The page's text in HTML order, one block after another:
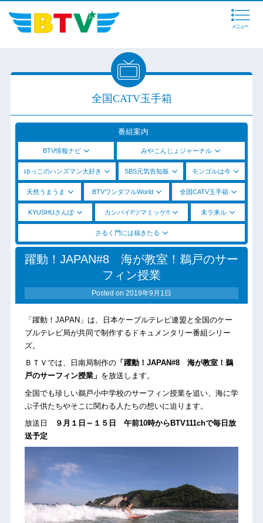
メニュー
全国CATV玉手箱
番組案内
BTV情報ナビ みやこんじょジャーナル
ゆっこのハンズマン大好き SBS元気告知板 モンゴルは今
天然うまうま BTVワンダフルWorld 全国CATV玉手箱
KYUSHUさんぽ カンパイ!!ツマミッケ!! 未ラ来ル
さるく門には福きたる
躍動！JAPAN#8 海が教室！鵜戸のサー
フィン授業
Posted on 2019年9月1日
「躍動！JAPAN」は、日本ケーブルテレビ連盟と全国のケー
ブルテレビ局が共同で制作するドキュメンタリー番組シリー
ズ。
ＢＴＶでは、日南局制作の「躍動！JAPAN#8 海が教室！鵜
戸のサーフィン授業」 を放送します。
全国でも珍しい鵜戸小中学校のサーフィン授業を追い、海に学
ぶ子供たちやそこに関わる人たちの想いに迫ります。
放送日
９月１日～１５日 午前10時からBTV111chで毎日放
送予定